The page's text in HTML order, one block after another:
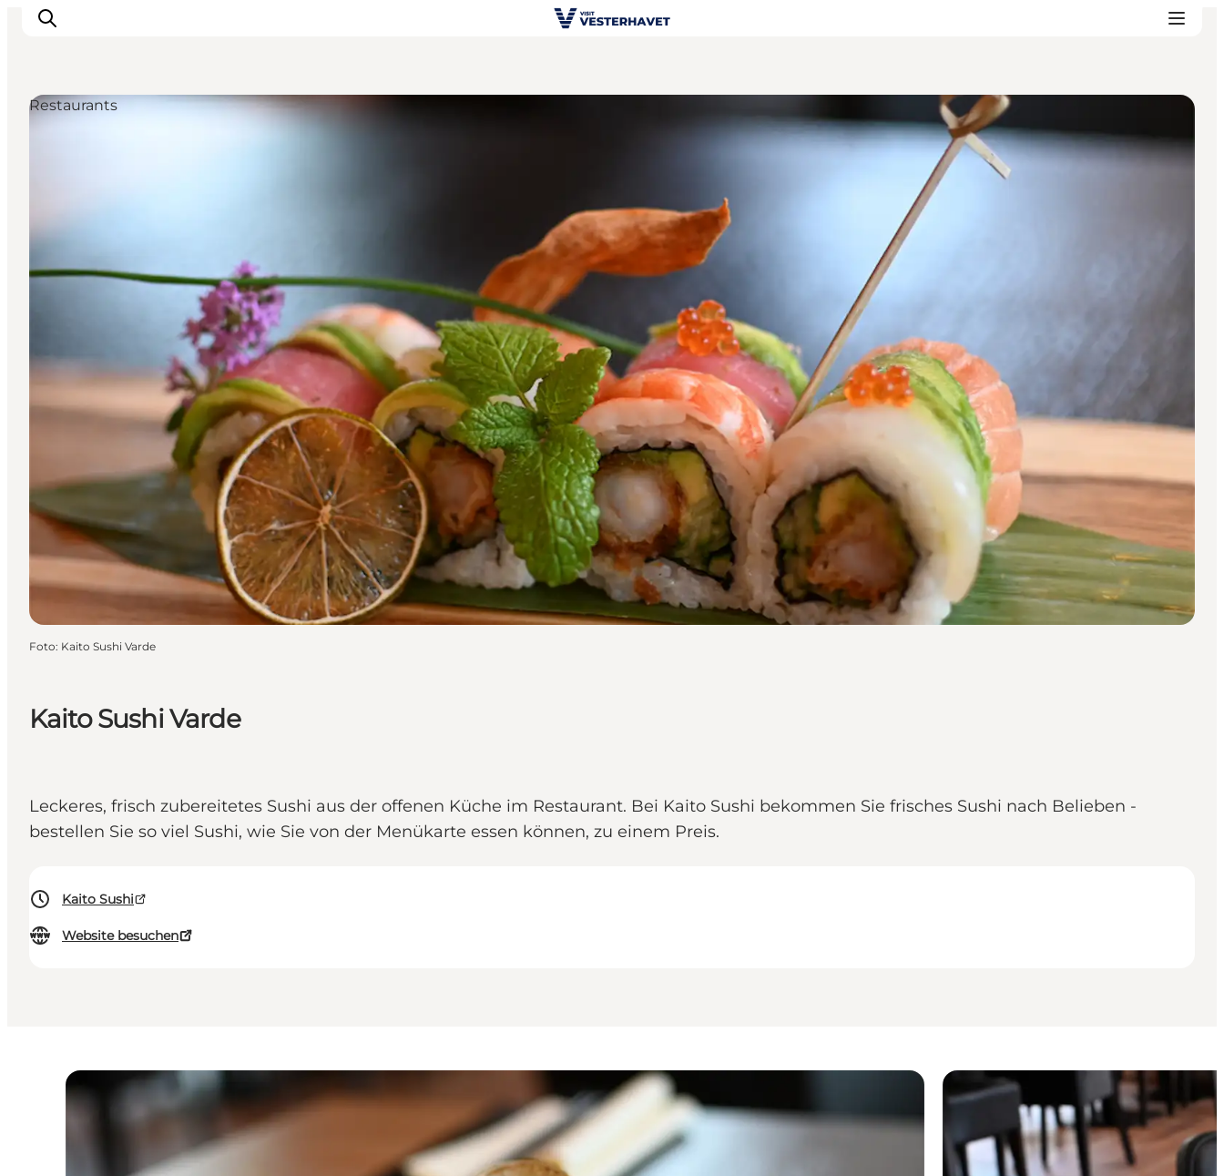
Essen & Übernachtung
Plane deine Reise
Kaito Sushi Varde
Leckeres, frisch zubereitetes Sushi aus der offenen Küche im Restaurant. Bei Kaito Sushi bekommen Sie frisches Sushi nach Belieben -
bestellen Sie so viel Sushi, wie Sie von der Menükarte essen können, zu einem Preis.
Kaito Sushi
Website besuchen
Restaurants
Foto: Kaito Sushi Varde